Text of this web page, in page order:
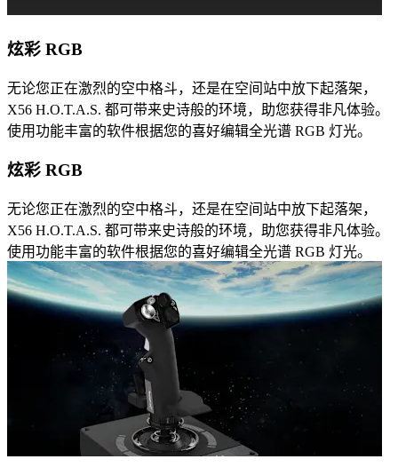
炫彩 RGB
无论您正在激烈的空中格斗，还是在空间站中放下起落架，
X56 H.O.T.A.S. 都可带来史诗般的环境，助您获得非凡体验。
使用功能丰富的软件根据您的喜好编辑全光谱 RGB 灯光。
炫彩 RGB
无论您正在激烈的空中格斗，还是在空间站中放下起落架，
X56 H.O.T.A.S. 都可带来史诗般的环境，助您获得非凡体验。
使用功能丰富的软件根据您的喜好编辑全光谱 RGB 灯光。